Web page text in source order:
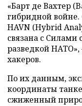
«Барт де Вахтер
гибридной войне.
HAVN (Hybrid
связана с
разведкой НАТО»,
хакеров.
По их данным,
координаты
сжиженный